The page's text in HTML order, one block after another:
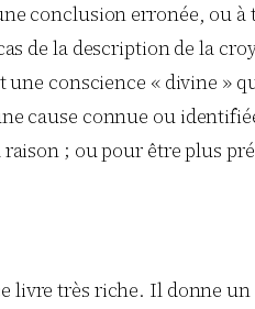
conclusion erronée, ou à
de la description de la
une conscience « divine »
cause connue ou
; ou pour être plus
livre très riche. Il donne